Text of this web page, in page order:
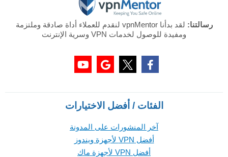
رسالتنا:
لقد بدأنا vpnMentor لنقدم للعملاء أداة صادقة وملتزمة
ومفيدة للوصول لخدمات VPN وسرية الإنترنت
الفئات / أفضل الاختيارات
آخر المنشورات على المدونة
أفضل VPN لأجهزة ويندوز
أفضل VPN لأجهزة ماك